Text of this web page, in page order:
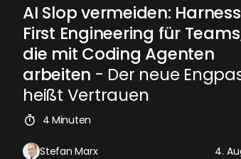
AI Slop vermeiden:
First Engineering für
die mit Coding Agenten
arbeiten - Der neue
heißt Vertrauen
4 Minuten
Stefan Marx 4.